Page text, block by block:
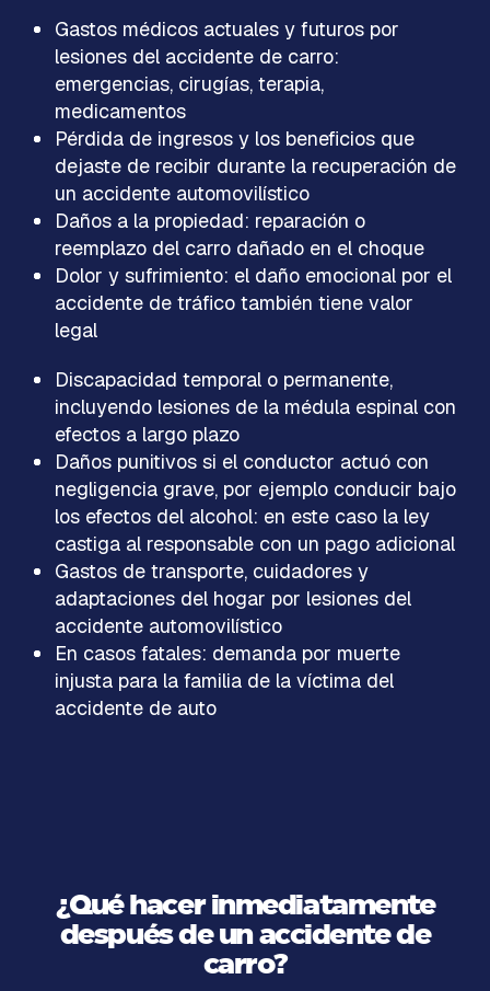
Gastos médicos actuales y futuros por
lesiones del accidente de carro:
emergencias, cirugías, terapia,
medicamentos
Pérdida de ingresos y los beneficios que
dejaste de recibir durante la recuperación de
un accidente automovilístico
Daños a la propiedad: reparación o
reemplazo del carro dañado en el choque
Dolor y sufrimiento: el daño emocional por el
accidente de tráfico también tiene valor
legal
Discapacidad temporal o permanente,
incluyendo lesiones de la médula espinal con
efectos a largo plazo
Daños punitivos si el conductor actuó con
negligencia grave, por ejemplo conducir bajo
los efectos del alcohol: en este caso la ley
castiga al responsable con un pago adicional
Gastos de transporte, cuidadores y
adaptaciones del hogar por lesiones del
accidente automovilístico
En casos fatales: demanda por muerte
injusta para la familia de la víctima del
accidente de auto
¿Qué hacer inmediatamente
después de un accidente de
carro?